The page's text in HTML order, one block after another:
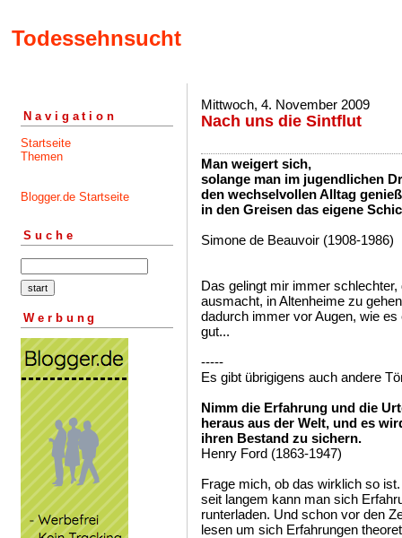
Todessehnsucht
Navigation
Startseite
Themen
Blogger.de Startseite
Suche
Werbung
Mittwoch, 4. November 2009
Nach uns die Sintflut
Man weigert sich,
solange man im jugendlichen
den wechselvollen Alltag
in den Greisen das eigene
Simone de Beauvoir (1908-1986)
Das gelingt mir immer schlechter,
ausmacht, in Altenheime zu
dadurch immer vor Augen, wie
gut...
-----
Es gibt übrigigens auch andere
Nimm die Erfahrung und die
heraus aus der Welt, und es
ihren Bestand zu sichern.
Henry Ford (1863-1947)
Frage mich, ob das wirklich so
seit langem kann man sich
runterladen. Und schon vor den
lesen um sich Erfahrungen